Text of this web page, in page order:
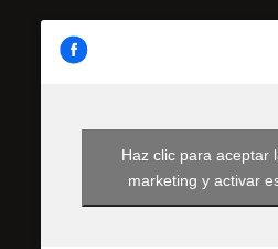
Haz clic para aceptar
marketing y activar